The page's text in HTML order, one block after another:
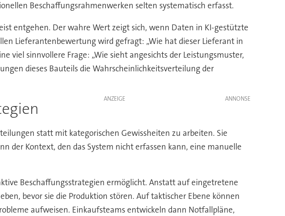
Beschaffungsrahmenwerken selten systematisch erfasst.
entgehen. Der wahre Wert zeigt sich, wenn Daten in KI-gestützte
Lieferantenbewertung wird gefragt: „Wie hat dieser Lieferant in
viel sinnvollere Frage: „Wie sieht angesichts der Leistungsmuster,
dieses Bauteils die Wahrscheinlichkeitsverteilung der
ANZEIGE
statt mit kategorischen Gewissheiten zu arbeiten. Sie
der Kontext, den das System nicht erfassen kann, eine manuelle
Beschaffungsstrategien ermöglicht. Anstatt auf eingetretene
bevor sie die Produktion stören. Auf taktischer Ebene können
aufweisen. Einkaufsteams entwickeln dann Notfallpläne,